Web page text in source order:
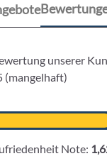
unserer
(mangelhaft)
Note: